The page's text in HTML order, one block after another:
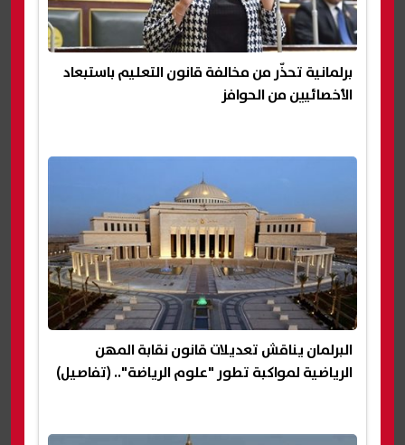
برلمانية تحذّر من مخالفة قانون التعليم باستبعاد
الأخصائيين من الحوافز
البرلمان يناقش تعديلات قانون نقابة المهن
الرياضية لمواكبة تطور "علوم الرياضة".. (تفاصيل)